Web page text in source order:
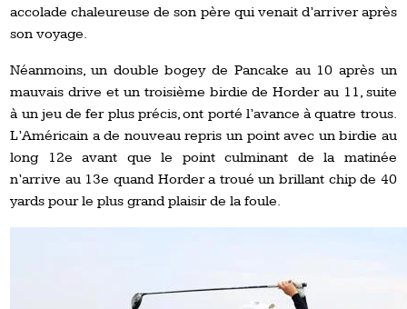
accolade chaleureuse de son père qui venait d’arriver après
son voyage.
Néanmoins, un double bogey de Pancake au 10 après un
mauvais drive et un troisième birdie de Horder au 11, suite
à un jeu de fer plus précis, ont porté l’avance à quatre trous.
L’Américain a de nouveau repris un point avec un birdie au
long 12e avant que le point culminant de la matinée
n’arrive au 13e quand Horder a troué un brillant chip de 40
yards pour le plus grand plaisir de la foule.